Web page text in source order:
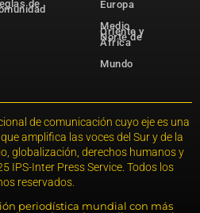
de
Europa
Medio
Oriente y
Norte de
África
Mundo
de comunicación cuyo eje es una
amplifica las voces del Sur y de la
globalización, derechos humanos y
IPS-Inter Press Service. Todos los
reservados.
periodística mundial con más